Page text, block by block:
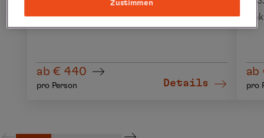
inkl. Flug
ab € 440
pro Person Details
ab
pro
Zustimmen